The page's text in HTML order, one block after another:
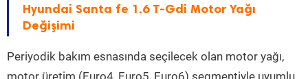
Hyundai Santa fe 1.6 T-Gdi Motor Yağı
Değişimi
Periyodik bakım esnasında seçilecek olan motor yağı,